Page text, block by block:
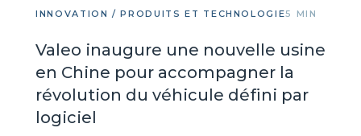
INNOVATION / PRODUITS ET TECHNOLOGIE5 MIN
Valeo inaugure une nouvelle usine
en Chine pour accompagner la
révolution du véhicule défini par
logiciel